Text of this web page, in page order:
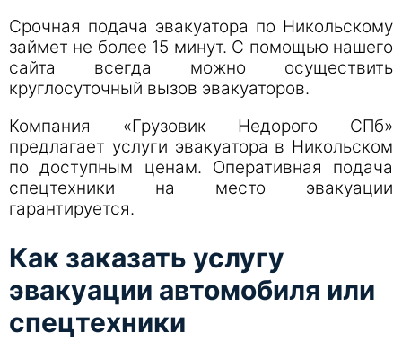
Срочная подача эвакуатора по Никольскому
займет не более 15 минут. С помощью нашего
сайта всегда можно осуществить
круглосуточный вызов эвакуаторов.
Компания «Грузовик Недорого СПб»
предлагает услуги эвакуатора в Никольском
по доступным ценам. Оперативная подача
спецтехники на место эвакуации
гарантируется.
Как заказать услугу
эвакуации автомобиля или
спецтехники